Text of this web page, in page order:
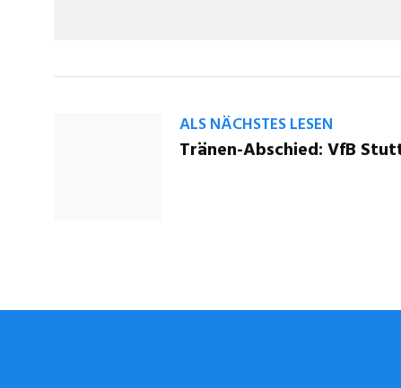
ALS NÄCHSTES LESEN
Tränen-Abschied: VfB